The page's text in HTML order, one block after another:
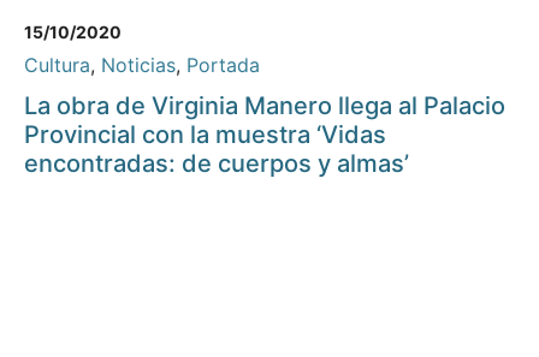
15/10/2020
Cultura, Noticias, Portada
La obra de Virginia Manero llega al Palacio
Provincial con la muestra ‘Vidas
encontradas: de cuerpos y almas’